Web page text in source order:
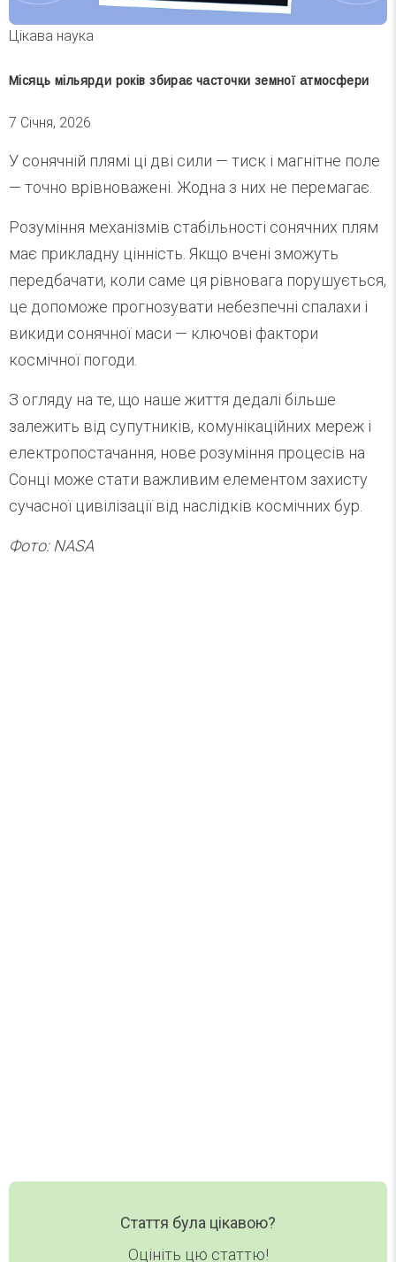
Цікава наука
Місяць мільярди років збирає часточки земної атмосфери
7 Січня, 2026
У сонячній плямі ці дві сили — тиск і магнітне поле
— точно врівноважені. Жодна з них не перемагає.
Розуміння механізмів стабільності сонячних плям
має прикладну цінність. Якщо вчені зможуть
передбачати, коли саме ця рівновага порушується,
це допоможе прогнозувати небезпечні спалахи і
викиди сонячної маси — ключові фактори
космічної погоди.
З огляду на те, що наше життя дедалі більше
залежить від супутників, комунікаційних мереж і
електропостачання, нове розуміння процесів на
Сонці може стати важливим елементом захисту
сучасної цивілізації від наслідків космічних бур.
Фото: NASA
Стаття була цікавою?
Оцініть цю статтю!